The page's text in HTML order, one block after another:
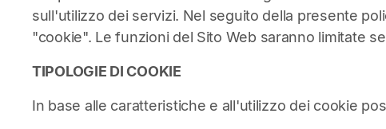
sull'utilizzo dei servizi. Nel seguito della presente
"cookie". Le funzioni del Sito Web saranno limitate
TIPOLOGIE DI COOKIE
In base alle caratteristiche e all'utilizzo dei cookie